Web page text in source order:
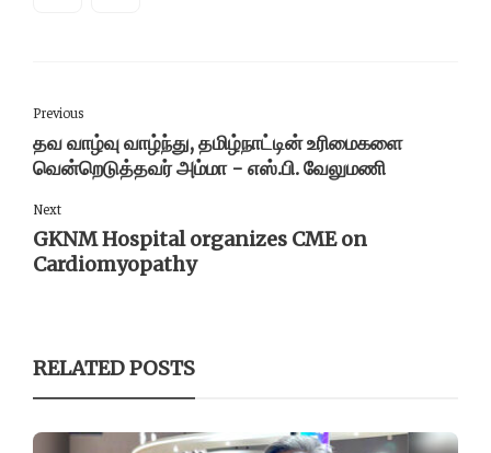
Previous
தவ வாழ்வு வாழ்ந்து, தமிழ்நாட்டின் உரிமைகளை
வென்றெடுத்தவர் அம்மா - எஸ்.பி. வேலுமணி
Next
GKNM Hospital organizes CME on
Cardiomyopathy
RELATED POSTS